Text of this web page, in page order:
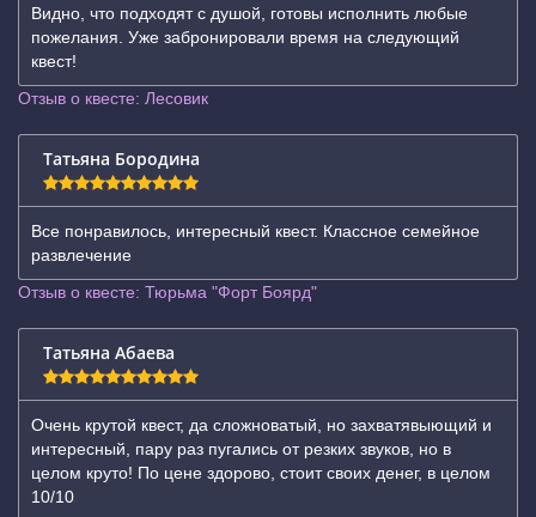
Видно, что подходят с душой, готовы исполнить любые
пожелания. Уже забронировали время на следующий
квест!
Отзыв о квесте: Лесовик
Татьяна Бородина
Все понравилось, интересный квест. Классное семейное
развлечение
Отзыв о квесте: Тюрьма "Форт Боярд"
Татьяна Абаева
Очень крутой квест, да сложноватый, но захватявыющий и
интересный, пару раз пугались от резких звуков, но в
целом круто! По цене здорово, стоит своих денег, в целом
10/10